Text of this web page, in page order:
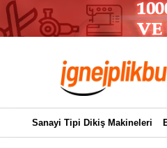
Sanayi Tipi Dikiş Makineleri